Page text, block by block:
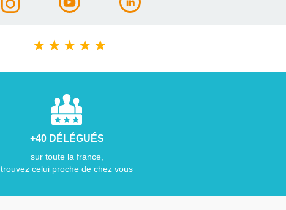
★ ★ ★ ★ ★
+40 DÉLÉGUÉS
sur toute la france,
trouvez celui proche de chez vous